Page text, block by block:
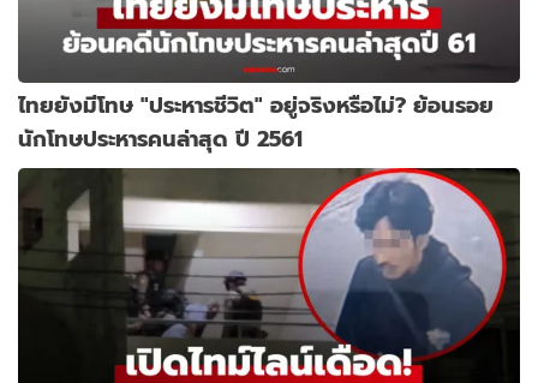
ไทยยังมีโทษ "ประหารชีวิต" อยู่จริงหรือไม่? ย้อนรอย
นักโทษประหารคนล่าสุด ปี 2561